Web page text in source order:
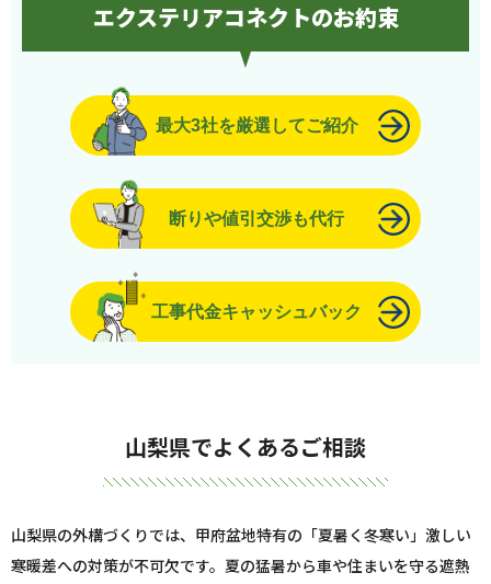
エクステリアコネクトのお約束
最大3社を厳選してご紹介
断りや値引交渉も代行
工事代金キャッシュバック
山梨県でよくあるご相談
山梨県の外構づくりでは、甲府盆地特有の「夏暑く冬寒い」激しい
寒暖差への対策が不可欠です。夏の猛暑から車や住まいを守る遮熱